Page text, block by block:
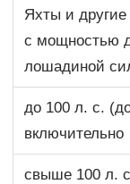
Яхты и
с мощностью
лошадиной
до 100 л. с.
включительно
свыше 100 л.